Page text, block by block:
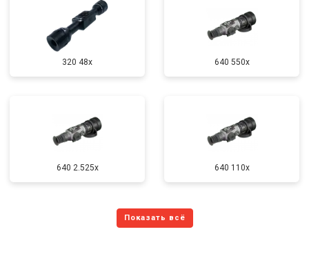
320 48x 640 550x
640 2.525x 640 110x